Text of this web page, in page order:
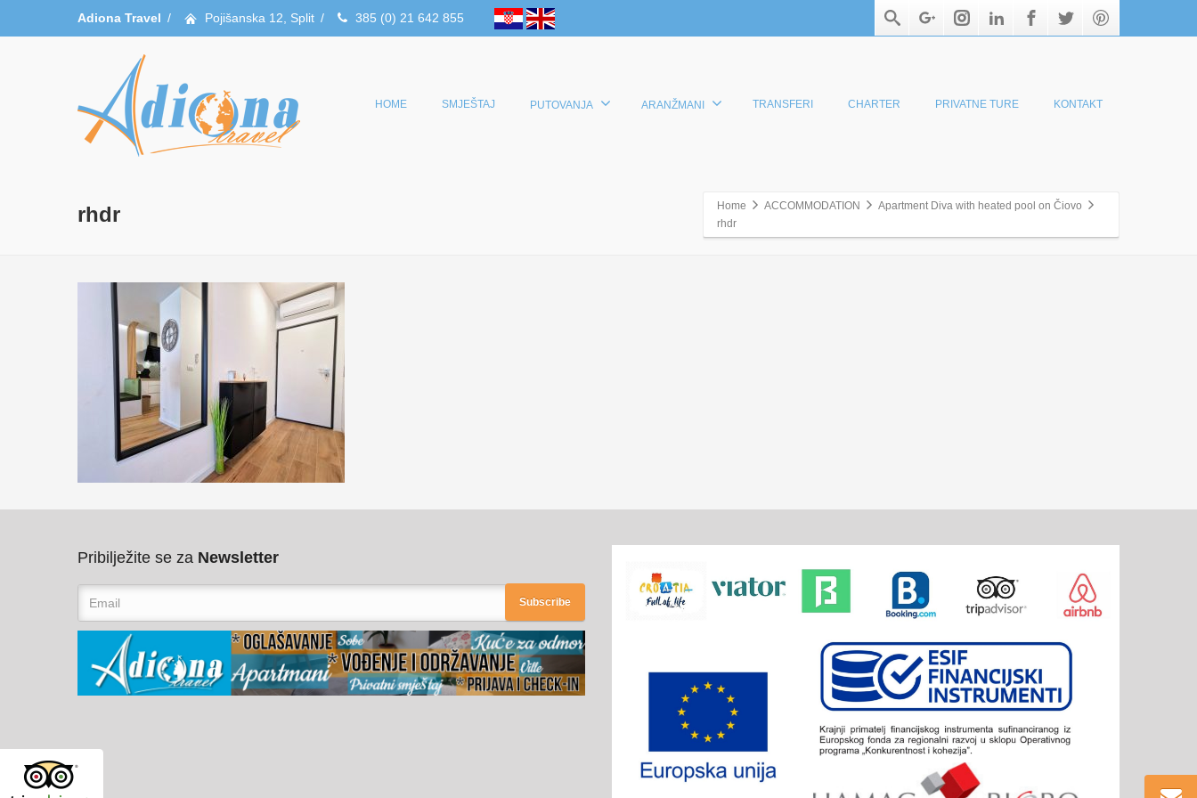
Adiona Travel / Pojišanska 12, Split / 385 (0) 21 642 855
HOME SMJEŠTAJ PUTOVANJA ARANŽMANI TRANSFERI CHARTER PRIVATNE TURE KONTAKT
rhdr Home ACCOMMODATION
Apartment Diva with heated pool on Čiovo
rhdr
Pribilježite se za Newsletter
Subscribe